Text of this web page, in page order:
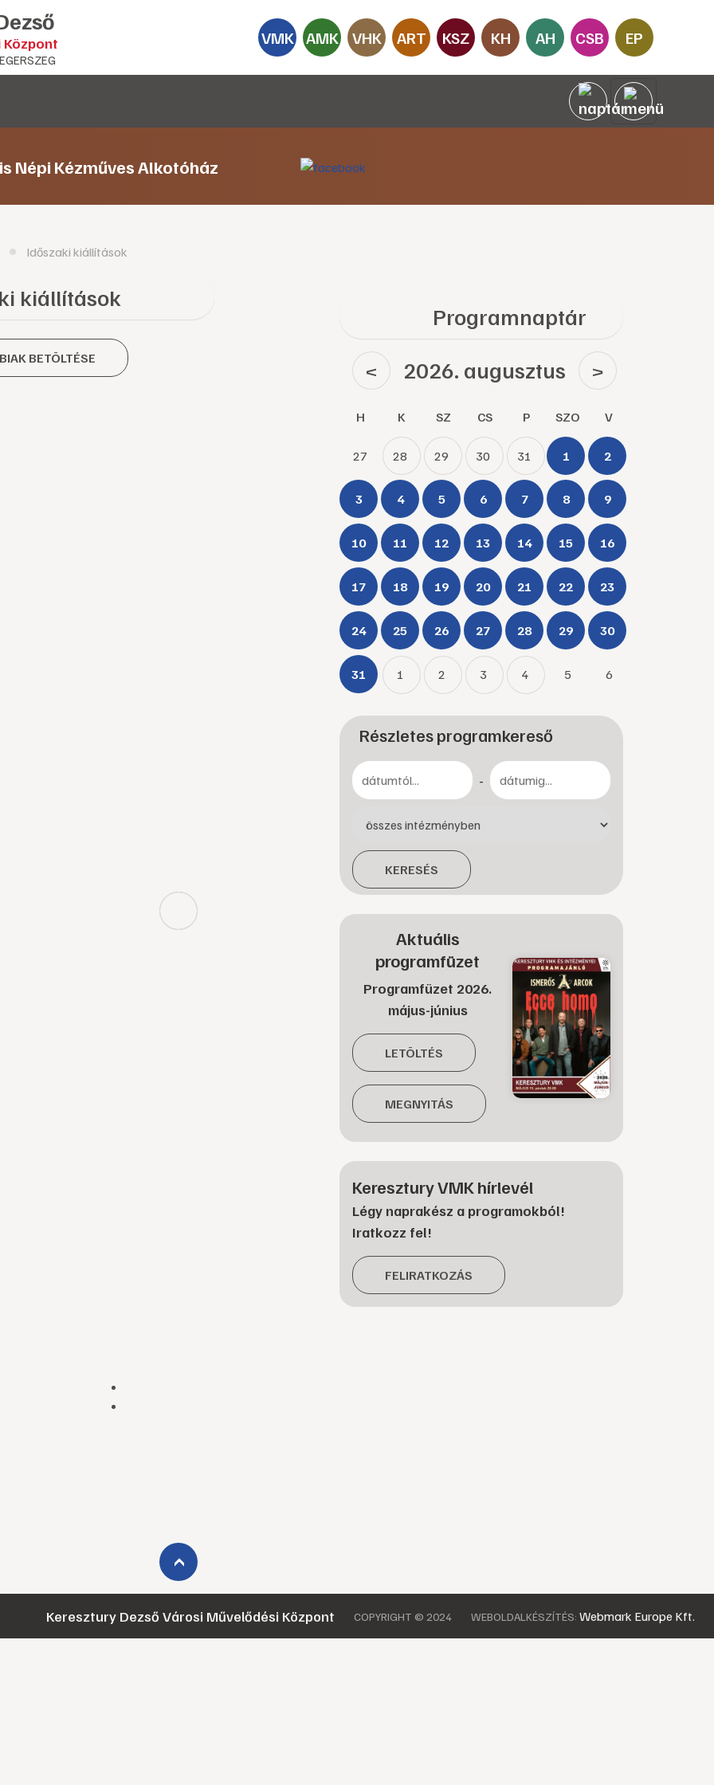
Központ VMK AMK VHK ART KSZ KH AH CSB EP
Népi Kézműves Alkotóház
Időszaki kiállítások
kiállítások
BETÖLTÉSE
Programnaptár
< 2026. augusztus >
H K SZ CS P SZO V
27 28 29 30 31 1 2
3 4 5 6 7 8 9
10 11 12 13 14 15 16
17 18 19 20 21 22 23
24 25 26 27 28 29 30
31 1 2 3 4 5 6
Részletes programkereső
-
KERESÉS
Aktuális
programfüzet
Programfüzet 2026.
május-június
LETÖLTÉS
MEGNYITÁS
Keresztury VMK hírlevél
Légy naprakész a programokból!
Iratkozz fel!
FELIRATKOZÁS
›
Keresztury Dezső Városi Művelődési Központ COPYRIGHT © 2024 WEBOLDALKÉSZÍTÉS: Webmark Europe Kft.